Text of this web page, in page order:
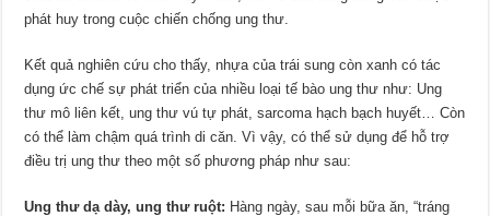
phát huy trong cuộc chiến chống ung thư.
Kết quả nghiên cứu cho thấy, nhựa của trái sung còn xanh có tác
dụng ức chế sự phát triển của nhiều loại tế bào ung thư như: Ung
thư mô liên kết, ung thư vú tự phát, sarcoma hạch bạch huyết… Còn
có thể làm chậm quá trình di căn. Vì vậy, có thể sử dụng để hỗ trợ
điều trị ung thư theo một số phương pháp như sau:
Ung thư dạ dày, ung thư ruột: Hàng ngày, sau mỗi bữa ăn, “tráng